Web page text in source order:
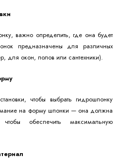
важно определить, где она будет
предназначены для различных
для окон, полов или сантехники).
чтобы выбрать гидрошпонку
на форму шпонки — она должна
чтобы обеспечить максимальную